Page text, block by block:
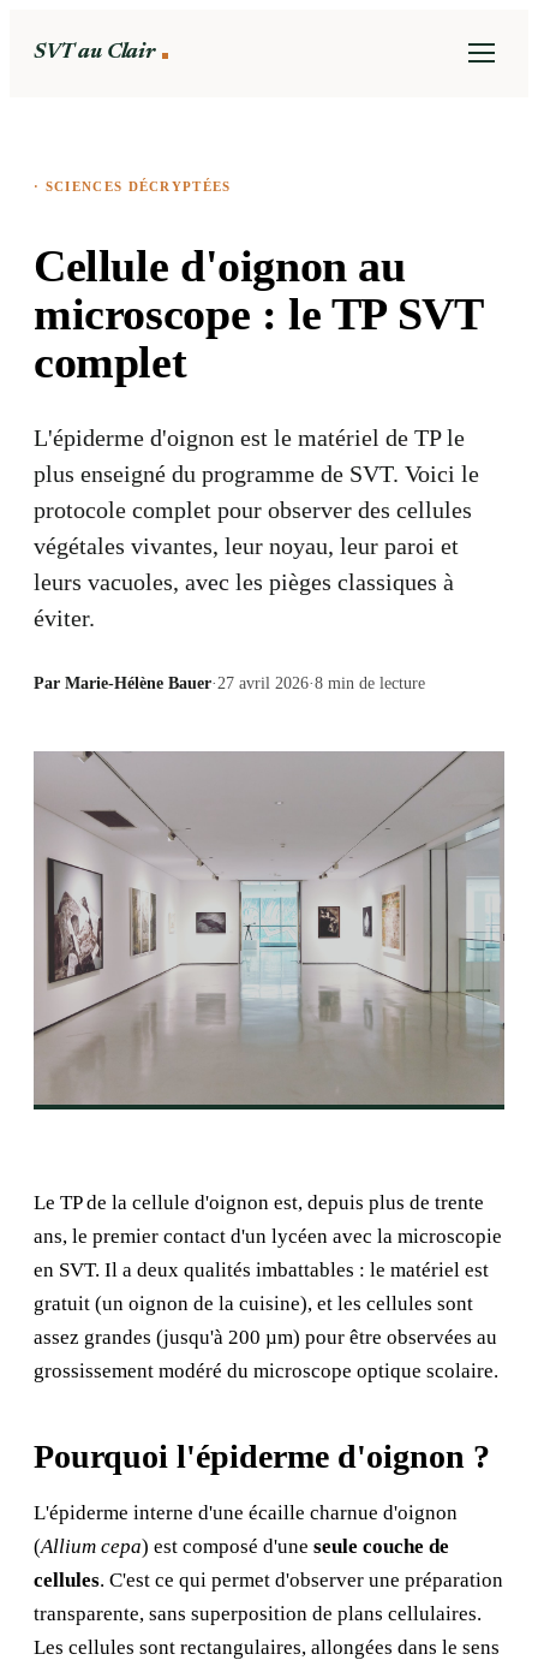
SVT au Clair
· SCIENCES DÉCRYPTÉES
Cellule d'oignon au
microscope : le TP SVT
complet
L'épiderme d'oignon est le matériel de TP le
plus enseigné du programme de SVT. Voici le
protocole complet pour observer des cellules
végétales vivantes, leur noyau, leur paroi et
leurs vacuoles, avec les pièges classiques à
éviter.
Par Marie-Hélène Bauer·27 avril 2026·8 min de lecture
Le TP de la cellule d'oignon est, depuis plus de trente
ans, le premier contact d'un lycéen avec la microscopie
en SVT. Il a deux qualités imbattables : le matériel est
gratuit (un oignon de la cuisine), et les cellules sont
assez grandes (jusqu'à 200 µm) pour être observées au
grossissement modéré du microscope optique scolaire.
Pourquoi l'épiderme d'oignon ?
L'épiderme interne d'une écaille charnue d'oignon
(Allium cepa) est composé d'une seule couche de
cellules. C'est ce qui permet d'observer une préparation
transparente, sans superposition de plans cellulaires.
Les cellules sont rectangulaires, allongées dans le sens